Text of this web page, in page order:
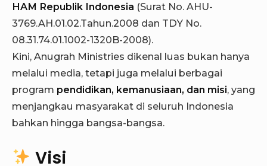
HAM Republik Indonesia (Surat No. AHU-
3769.AH.01.02.Tahun.2008 dan TDY No.
08.31.74.01.1002-1320B-2008).
Kini, Anugrah Ministries dikenal luas bukan hanya
melalui media, tetapi juga melalui berbagai
program pendidikan, kemanusiaan, dan misi, yang
menjangkau masyarakat di seluruh Indonesia
bahkan hingga bangsa-bangsa.
Visi